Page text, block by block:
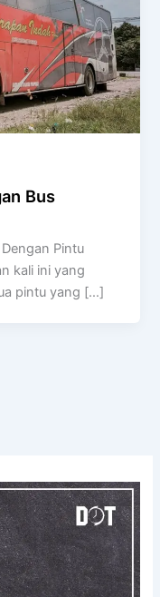
Bus
Pintu
kali ini yang
pintu yang […]